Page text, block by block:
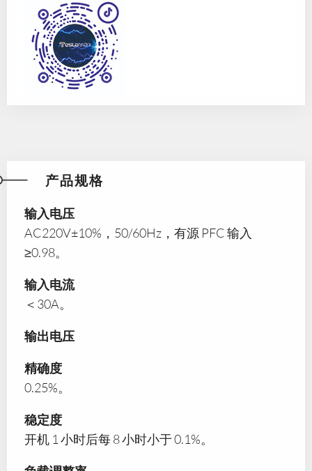
产品规格
输入电压
AC220V±10%，50/60Hz，有源 PFC 输入
≥0.98。
输入电流
＜30A。
输出电压
精确度
0.25%。
稳定度
开机 1 小时后每 8 小时小于 0.1%。